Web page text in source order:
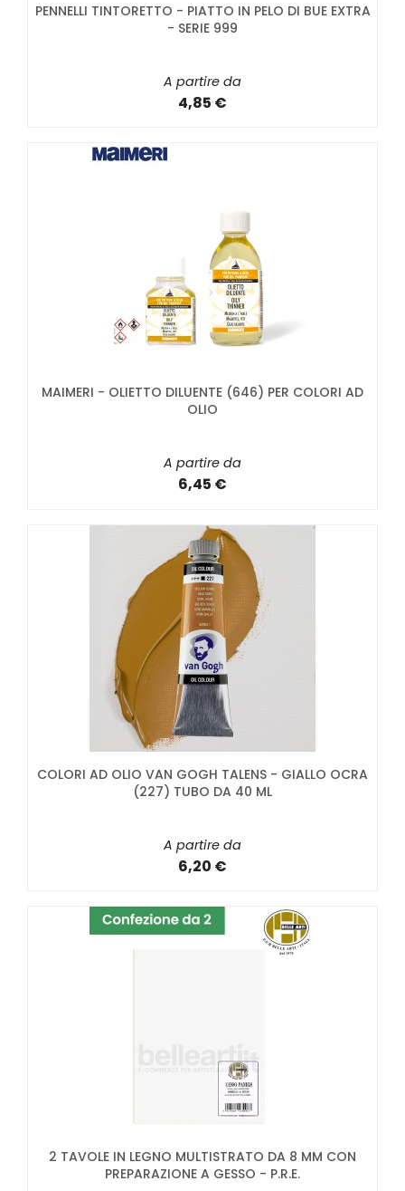
PENNELLI TINTORETTO - PIATTO IN PELO DI BUE EXTRA
- SERIE 999
A partire da
4,85 €
MAIMERI - OLIETTO DILUENTE (646) PER COLORI AD
OLIO
A partire da
6,45 €
COLORI AD OLIO VAN GOGH TALENS - GIALLO OCRA
(227) TUBO DA 40 ML
A partire da
6,20 €
2 TAVOLE IN LEGNO MULTISTRATO DA 8 MM CON
PREPARAZIONE A GESSO - P.R.E.